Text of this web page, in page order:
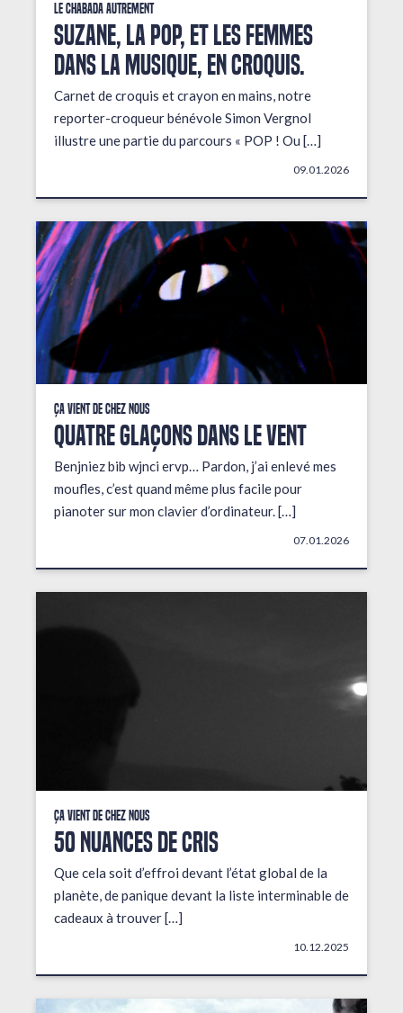
Le Chabada autrement
Suzane, la pop, et les femmes
dans la musique, en croquis.
Carnet de croquis et crayon en mains, notre
reporter-croqueur bénévole Simon Vergnol
illustre une partie du parcours « POP ! Ou […]
09.01.2026
Ça vient de chez nous
QUATRE GLAÇONS DANS LE VENT
Benjniez bib wjnci ervp… Pardon, j’ai enlevé mes
moufles, c’est quand même plus facile pour
pianoter sur mon clavier d’ordinateur. […]
07.01.2026
Ça vient de chez nous
50 NUANCES DE CRIS
Que cela soit d’effroi devant l’état global de la
planète, de panique devant la liste interminable de
cadeaux à trouver […]
10.12.2025